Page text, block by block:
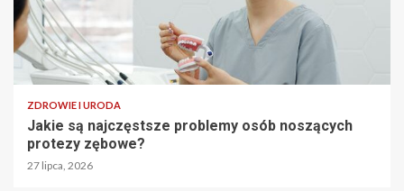
ZDROWIE I URODA
Jakie są najczęstsze problemy osób noszących
protezy zębowe?
27 lipca, 2026